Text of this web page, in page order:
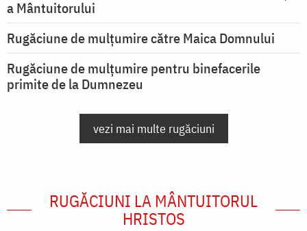
a Mântuitorului
Rugăciune de mulţumire către Maica Domnului
Rugăciune de mulțumire pentru binefacerile
primite de la Dumnezeu
vezi mai multe rugăciuni
RUGĂCIUNI LA MÂNTUITORUL
HRISTOS